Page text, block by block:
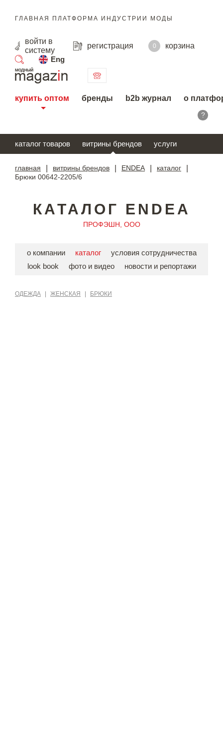
ГЛАВНАЯ ПЛАТФОРМА ИНДУСТРИИ МОДЫ
войти в
систему
регистрация 0
корзина
Eng
поиск
купить оптом бренды b2b журнал о
?
каталог товаров витрины брендов услуги
главная витрины брендов ENDEA каталог
Брюки 00642-2205/6
КАТАЛОГ ENDEA
ПРОФЭШН, ООО
о компании каталог
условия сотрудничества
look book
фото и видео новости и репортажи
ОДЕЖДА ЖЕНСКАЯ БРЮКИ